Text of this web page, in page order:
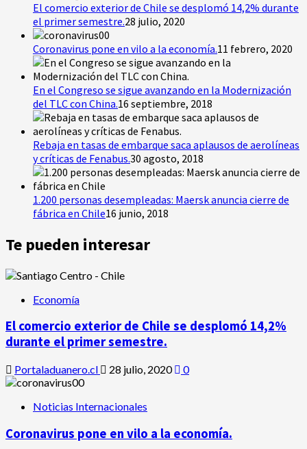
El comercio exterior de Chile se desplomó 14,2% durante
el primer semestre.28 julio, 2020
Coronavirus pone en vilo a la economía.11 febrero, 2020
En el Congreso se sigue avanzando en la Modernización
del TLC con China.16 septiembre, 2018
Rebaja en tasas de embarque saca aplausos de aerolíneas
y críticas de Fenabus.30 agosto, 2018
1.200 personas desempleadas: Maersk anuncia cierre de
fábrica en Chile16 junio, 2018
Te pueden interesar
Economía
El comercio exterior de Chile se desplomó 14,2%
durante el primer semestre.
Portaladuanero.cl 28 julio, 2020 0
Noticias Internacionales
Coronavirus pone en vilo a la economía.